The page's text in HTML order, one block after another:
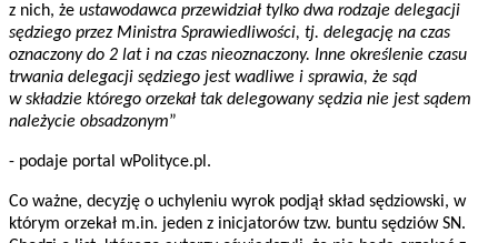
z nich, że ustawodawca przewidział tylko dwa rodzaje delegacji
sędziego przez Ministra Sprawiedliwości, tj. delegację na czas
oznaczony do 2 lat i na czas nieoznaczony. Inne określenie czasu
trwania delegacji sędziego jest wadliwe i sprawia, że sąd
w składzie którego orzekał tak delegowany sędzia nie jest sądem
należycie obsadzonym”
- podaje portal wPolityce.pl.
Co ważne, decyzję o uchyleniu wyrok podjął skład sędziowski, w
którym orzekał m.in. jeden z inicjatorów tzw. buntu sędziów SN.